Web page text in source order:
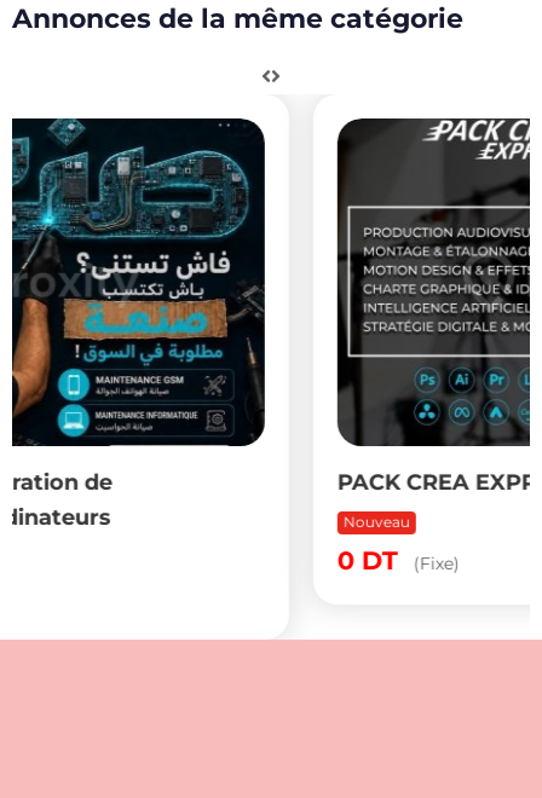
Annonces de la même catégorie
PACK CREA EXPRESS PRO
Nouveau